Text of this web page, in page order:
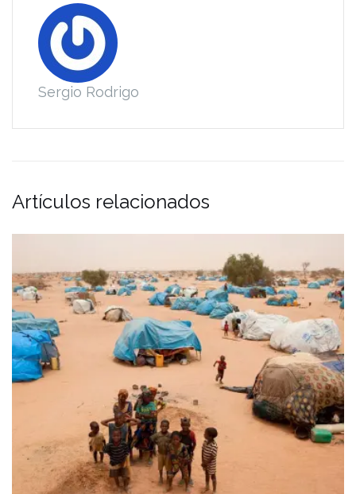
Sergio Rodrigo
Artículos relacionados